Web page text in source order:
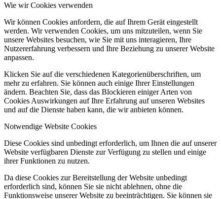
Wie wir Cookies verwenden
Wir können Cookies anfordern, die auf Ihrem Gerät eingestellt
werden. Wir verwenden Cookies, um uns mitzuteilen, wenn Sie
unsere Websites besuchen, wie Sie mit uns interagieren, Ihre
Nutzererfahrung verbessern und Ihre Beziehung zu unserer Website
anpassen.
Klicken Sie auf die verschiedenen Kategorienüberschriften, um
mehr zu erfahren. Sie können auch einige Ihrer Einstellungen
ändern. Beachten Sie, dass das Blockieren einiger Arten von
Cookies Auswirkungen auf Ihre Erfahrung auf unseren Websites
und auf die Dienste haben kann, die wir anbieten können.
Notwendige Website Cookies
Diese Cookies sind unbedingt erforderlich, um Ihnen die auf unserer
Website verfügbaren Dienste zur Verfügung zu stellen und einige
ihrer Funktionen zu nutzen.
Da diese Cookies zur Bereitstellung der Website unbedingt
erforderlich sind, können Sie sie nicht ablehnen, ohne die
Funktionsweise unserer Website zu beeinträchtigen. Sie können sie